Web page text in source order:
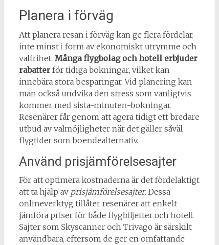
Planera i förväg
Att planera resan i förväg kan ge flera fördelar,
inte minst i form av ekonomiskt utrymme och
valfrihet. Många flygbolag och hotell erbjuder
rabatterför tidiga bokningar, vilket kan
innebära stora besparingar. Vid planering kan
man också undvika den stress som vanligtvis
kommer med sista-minuten-bokningar.
Resenärer får genom att agera tidigt ett bredare
utbud av valmöjligheter när det gäller såväl
flygtider som boendealternativ.
Använd prisjämförelsesajter
För att optimera kostnaderna är det fördelaktigt
att ta hjälp av prisjämförelsesajter. Dessa
onlineverktyg tillåter resenärer att enkelt
jämföra priser för både flygbiljetter och hotell.
Sajter som Skyscanner och Trivago är särskilt
användbara, eftersom de ger en omfattande